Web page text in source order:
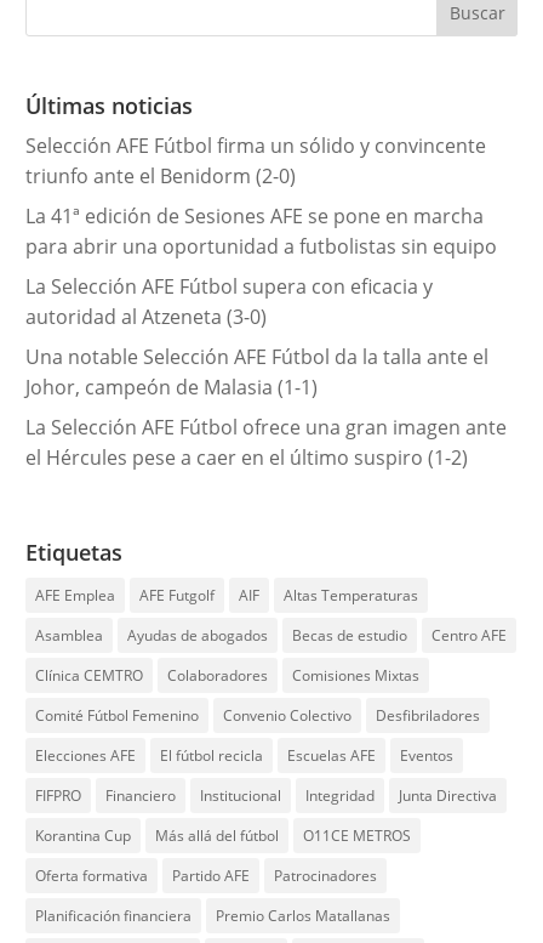
g
r
a
s
Últimas noticias
Selección AFE Fútbol firma un sólido y convincente
triunfo ante el Benidorm (2-0)
La 41ª edición de Sesiones AFE se pone en marcha
para abrir una oportunidad a futbolistas sin equipo
La Selección AFE Fútbol supera con eficacia y
autoridad al Atzeneta (3-0)
Una notable Selección AFE Fútbol da la talla ante el
Johor, campeón de Malasia (1-1)
La Selección AFE Fútbol ofrece una gran imagen ante
el Hércules pese a caer en el último suspiro (1-2)
Etiquetas
AFE Emplea AFE Futgolf AIF
Altas Temperaturas
Asamblea
Ayudas de abogados Becas de estudio
Centro AFE
Clínica CEMTRO
Colaboradores
Comisiones Mixtas
Comité Fútbol Femenino
Convenio Colectivo
Desfibriladores
Elecciones AFE
El fútbol recicla Escuelas AFE
Eventos
FIFPRO
Financiero Institucional Integridad
Junta Directiva
Korantina Cup
Más allá del fútbol
O11CE METROS
Oferta formativa
Partido AFE
Patrocinadores
Planificación financiera
Premio Carlos Matallanas